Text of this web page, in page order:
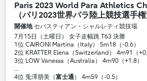
Paris 2023 World Para Athletics
（パリ2023世界パラ陸上競技選手権
開催地セバスティアン・シャルレティ競技場
7月15日（土曜日） 女子走幅跳 T63 決勝
1位 CAIRONI Martina（Italy） 5m18（-0.6）
2位 KRATTER Elena（Switzerland） 4m91（
3位 LOW Vanessa（Australia） 4m90（+1.8）
…
4位 兎澤朋美（富士通） 4m59（-0.5）